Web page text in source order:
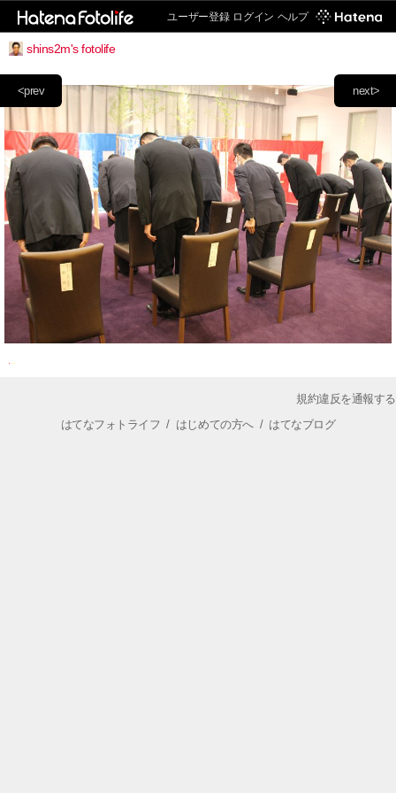
ユーザー登録 ログイン ヘルプ
shins2m's fotolife
next>
<prev
規約違反を通報する
はてなフォトライフ / はじめての方へ/ はてなブログ